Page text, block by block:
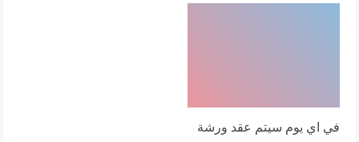
في اي يوم سيتم عقد ورشة